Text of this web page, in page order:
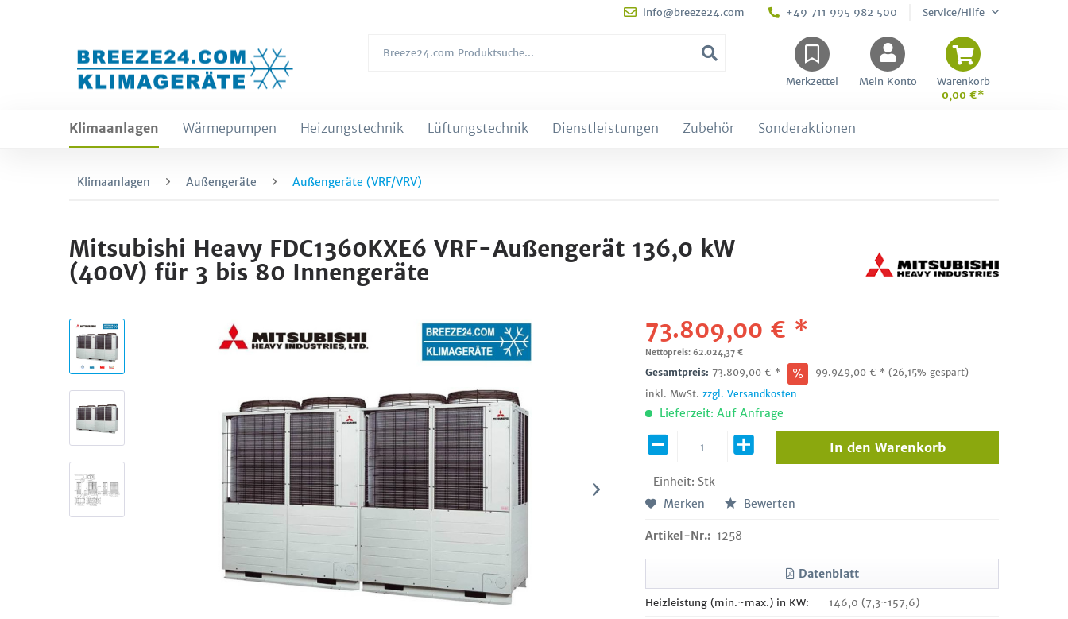
info@breeze24.com +49 711 995 982 500 Service/Hilfe
Merkzettel Mein Konto
Warenkorb
0,00 €*
Klimaanlagen Wärmepumpen Heizungstechnik Lüftungstechnik Dienstleistungen Zubehör Sonderaktionen
Klimaanlagen Außengeräte Außengeräte (VRF/VRV)
Mitsubishi Heavy FDC1360KXE6 VRF-Außengerät 136,0 kW
(400V) für 3 bis 80 Innengeräte
73.809,00 € *
Nettopreis: 62.024,37 €
Gesamtpreis: 73.809,00 € * 99.949,00€ * (26,15% gespart)
inkl. MwSt.zzgl. Versandkosten
Lieferzeit: Auf Anfrage
Einheit: Stk
In den Warenkorb
Merken Bewerten
Artikel-Nr.: 1258
Datenblatt
Heizleistung (min.~max.) in KW: 146,0 (7,3~157,6)